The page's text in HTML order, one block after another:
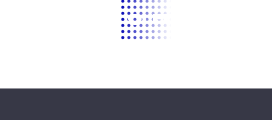
QLED дисплей